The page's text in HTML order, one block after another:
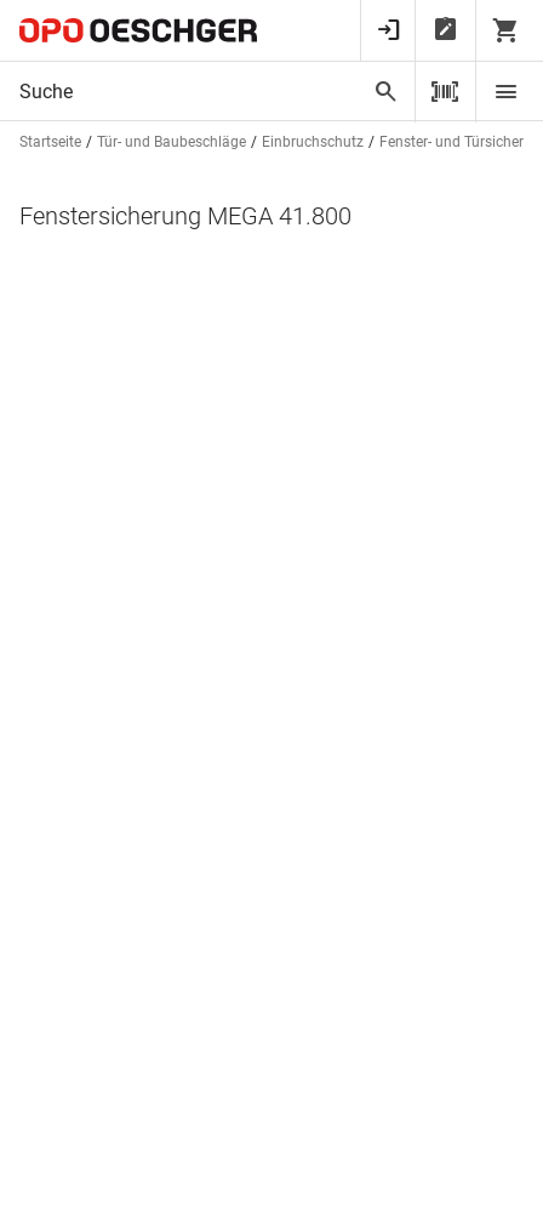
Startseite Tür- und Baubeschläge Einbruchschutz Fenster- und
Fenstersicherung MEGA 41.800